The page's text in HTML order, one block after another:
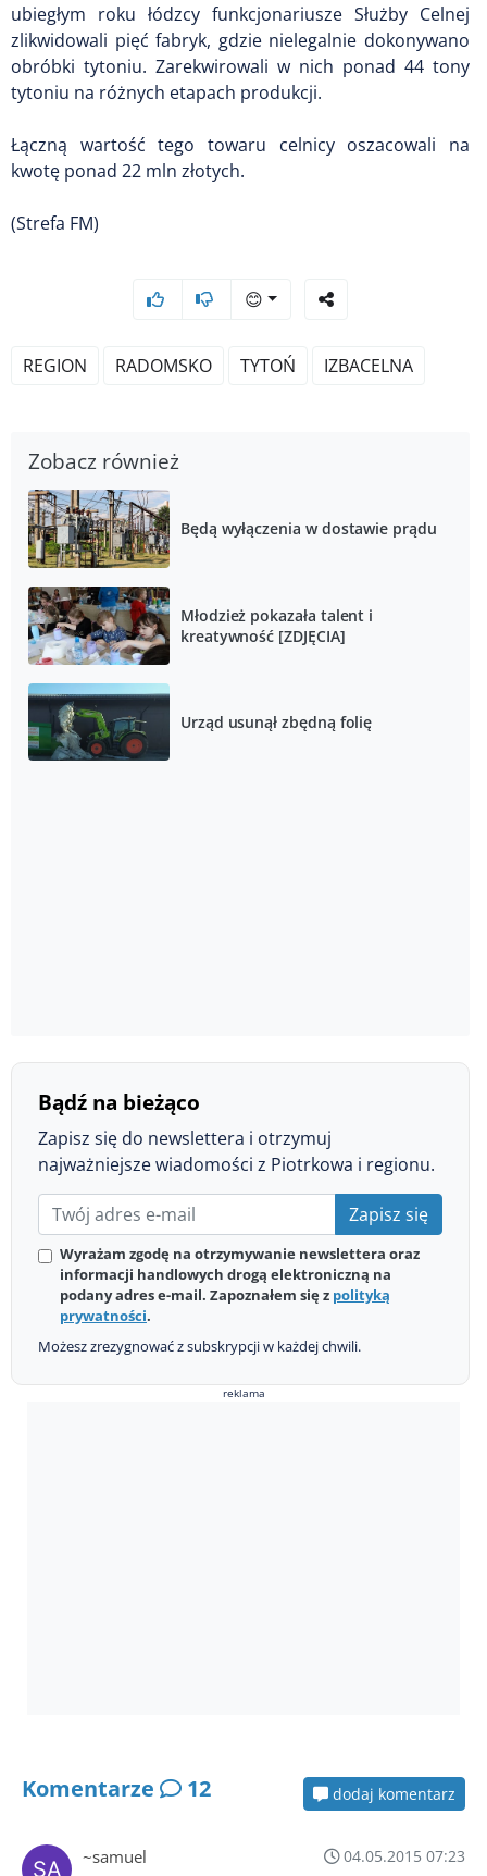
ubiegłym roku łódzcy funkcjonariusze Służby Celnej
zlikwidowali pięć fabryk, gdzie nielegalnie dokonywano
obróbki tytoniu. Zarekwirowali w nich ponad 44 tony
tytoniu na różnych etapach produkcji.
Łączną wartość tego towaru celnicy oszacowali na
kwotę ponad 22 mln złotych.
(Strefa FM)
😊
REGION RADOMSKO TYTOŃ IZBACELNA
Zobacz również
Będą wyłączenia w dostawie prądu
Młodzież pokazała talent i
kreatywność [ZDJĘCIA]
Urząd usunął zbędną folię
Bądź na bieżąco
Zapisz się do newslettera i otrzymuj
najważniejsze wiadomości z Piotrkowa i regionu.
Zapisz się
Wyrażam zgodę na otrzymywanie newslettera oraz
informacji handlowych drogą elektroniczną na
podany adres e-mail. Zapoznałem się z polityką
prywatności.
Możesz zrezygnować z subskrypcji w każdej chwili.
reklama
Komentarze 12 dodaj komentarz
~samuel 04.05.2015 07:23